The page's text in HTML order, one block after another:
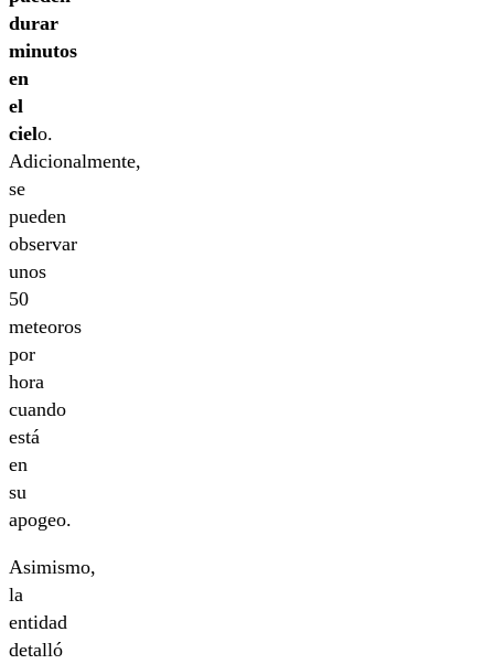
durar
minutos
en
el
cielo.
Adicionalmente,
se
pueden
observar
unos
50
meteoros
por
hora
cuando
está
en
su
apogeo.
Asimismo,
la
entidad
detalló